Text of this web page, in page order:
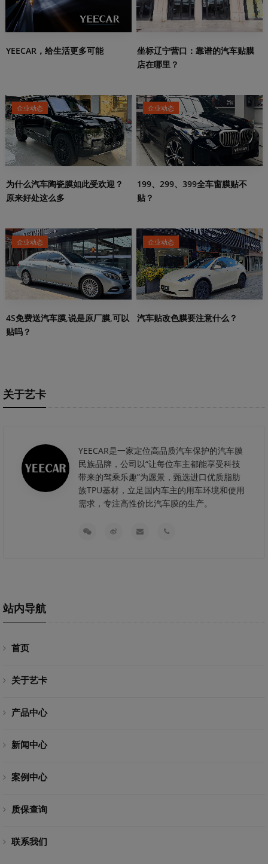
YEECAR，给生活更多可能
坐标辽宁营口：靠谱的汽车贴膜
店在哪里？
企业动态
为什么汽车陶瓷膜如此受欢迎？
原来好处这么多
企业动态
199、299、399全车窗膜贴不
贴？
企业动态
4S免费送汽车膜,说是原厂膜,可以
贴吗？
企业动态
汽车贴改色膜要注意什么？
关于艺卡
YEECAR是一家定位高品质汽车保护的汽车膜
民族品牌，公司以“让每位车主都能享受科技
带来的驾乘乐趣”为愿景，甄选进口优质脂肪
族TPU基材，立足国内车主的用车环境和使用
需求，专注高性价比汽车膜的生产。
站内导航
首页
关于艺卡
产品中心
新闻中心
案例中心
质保查询
联系我们